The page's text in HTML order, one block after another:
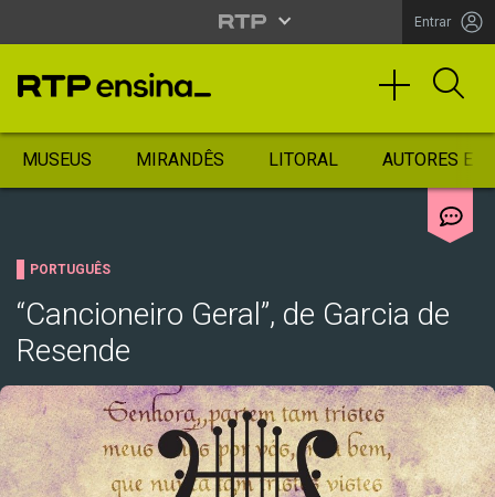
Entrar
MUSEUS MIRANDÊS LITORAL AUTORES
PORTUGUÊS
“Cancioneiro Geral”, de Garcia de
Resende